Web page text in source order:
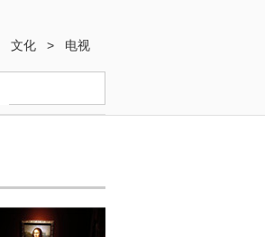
文化 > 电视